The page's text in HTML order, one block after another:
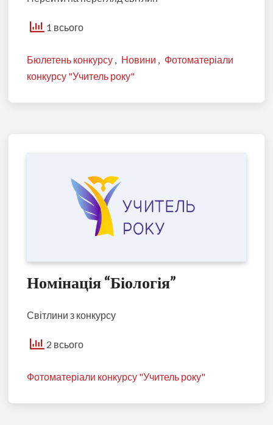
1 всього
Бюлетень конкурсу , Новини , Фотоматеріали
конкурсу "Учитель року"
Номінація “Біологія”
Світлини з конкурсу
2 всього
Фотоматеріали конкурсу "Учитель року"